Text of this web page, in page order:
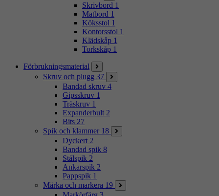
Skrivbord 1
Matbord 1
Köksstol 1
Kontorsstol 1
Klädskåp 1
Torkskåp 1
Förbrukningsmaterial
Skruv och plugg 37
Bandad skruv 4
Gipsskruv 1
Träskruv 1
Expanderbult 2
Bits 27
Spik och klammer 18
Dyckert 2
Bandad spik 8
Stålspik 2
Ankarspik 2
Pappspik 1
Märka och markera 19